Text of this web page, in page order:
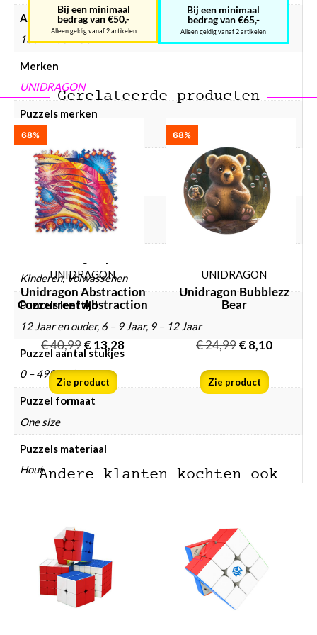
Afmetingen
138 × 135 × 56 mm
Merken
UNIDRAGON
Puzzels merken
Unidragon
Puzzels prijsklasse
€ 25 – € 50
Puzzels collectie
Abstract
Kinderen, Volwassenen
Puzzels leeftijd
12 Jaar en ouder, 6 – 9 Jaar, 9 – 12 Jaar
Puzzel aantal stukjes
0 – 499 stukjes
Puzzel formaat
One size
Puzzels materiaal
Hout
Bij een minimaal
bedrag van €50,-
Alleen geldig vanaf 2 artikelen
Bij een minimaal
bedrag van €65,-
Alleen geldig vanaf 2 artikelen
Gerelateerde producten
68%
UNIDRAGON
Unidragon Abstraction
Concurrent Abstraction
€40,99€13,28
Zie product
68%
UNIDRAGON
Unidragon Bubblezz
Bear
€24,99€8,10
Zie product
Andere klanten kochten ook